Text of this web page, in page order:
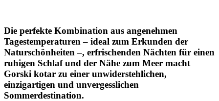
Die perfekte Kombination aus angenehmen
Tagestemperaturen – ideal zum Erkunden der
Naturschönheiten –, erfrischenden Nächten für einen
ruhigen Schlaf und der Nähe zum Meer macht
Gorski kotar zu einer unwiderstehlichen,
einzigartigen und unvergesslichen
Sommerdestination.